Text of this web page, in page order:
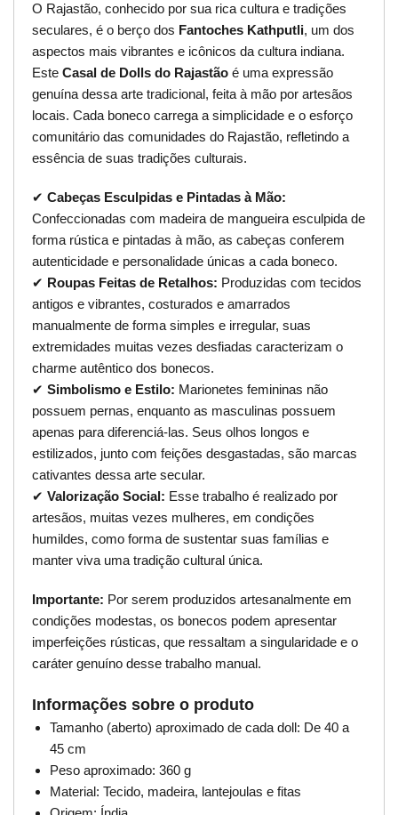
O Rajastão, conhecido por sua rica cultura e tradições
seculares, é o berço dos Fantoches Kathputli, um dos
aspectos mais vibrantes e icônicos da cultura indiana.
Este Casal de Dolls do Rajastão é uma expressão
genuína dessa arte tradicional, feita à mão por artesãos
locais. Cada boneco carrega a simplicidade e o esforço
comunitário das comunidades do Rajastão, refletindo a
essência de suas tradições culturais.
✔ Cabeças Esculpidas e Pintadas à Mão:
Confeccionadas com madeira de mangueira esculpida de
forma rústica e pintadas à mão, as cabeças conferem
autenticidade e personalidade únicas a cada boneco.
✔ Roupas Feitas de Retalhos: Produzidas com tecidos
antigos e vibrantes, costurados e amarrados
manualmente de forma simples e irregular, suas
extremidades muitas vezes desfiadas caracterizam o
charme autêntico dos bonecos.
✔ Simbolismo e Estilo: Marionetes femininas não
possuem pernas, enquanto as masculinas possuem
apenas para diferenciá-las. Seus olhos longos e
estilizados, junto com feições desgastadas, são marcas
cativantes dessa arte secular.
✔ Valorização Social: Esse trabalho é realizado por
artesãos, muitas vezes mulheres, em condições
humildes, como forma de sustentar suas famílias e
manter viva uma tradição cultural única.
Importante: Por serem produzidos artesanalmente em
condições modestas, os bonecos podem apresentar
imperfeições rústicas, que ressaltam a singularidade e o
caráter genuíno desse trabalho manual.
Informações sobre o produto
Tamanho (aberto) aproximado de cada doll: De 40 a
45 cm
Peso aproximado: 360 g
Material: Tecido, madeira, lantejoulas e fitas